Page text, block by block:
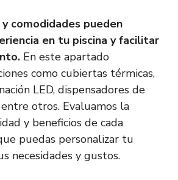
comodidades pueden
en tu piscina y facilitar
En este apartado
como cubiertas térmicas,
LED, dispensadores de
otros. Evaluamos la
y beneficios de cada
puedas personalizar tu
necesidades y gustos.